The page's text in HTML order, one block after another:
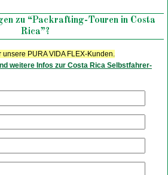
zu “Packrafting-Touren in Costa
Rica”?
PURA VIDA FLEX-Kunden.
weitere Infos zur Costa Rica Selbstfahrer-